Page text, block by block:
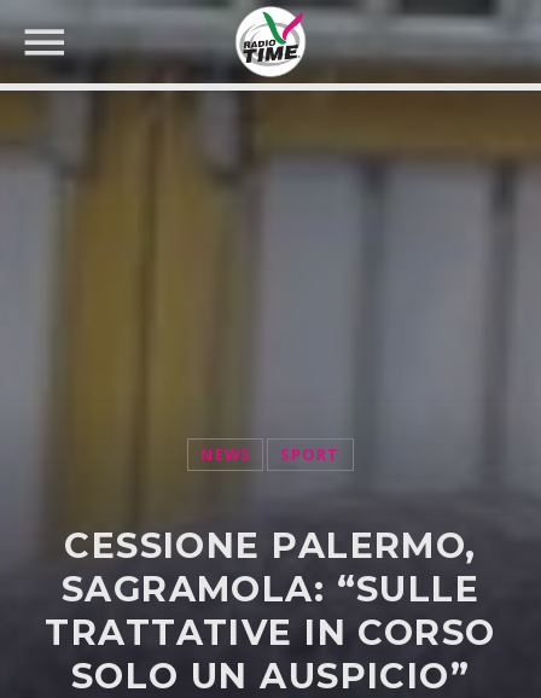
NEWS SPORT
CESSIONE PALERMO,
SAGRAMOLA: “SULLE
TRATTATIVE IN CORSO
SOLO UN AUSPICIO”